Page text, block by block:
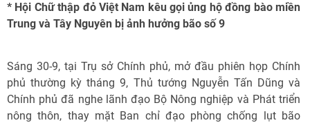
* Hội Chữ thập đỏ Việt Nam kêu gọi ủng hộ đồng bào miền
Trung và Tây Nguyên bị ảnh hưởng bão số 9
Sáng 30-9, tại Trụ sở Chính phủ, mở đầu phiên họp Chính
phủ thường kỳ tháng 9, Thủ tướng Nguyễn Tấn Dũng và
Chính phủ đã nghe lãnh đạo Bộ Nông nghiệp và Phát triển
nông thôn, thay mặt Ban chỉ đạo phòng chống lụt bão